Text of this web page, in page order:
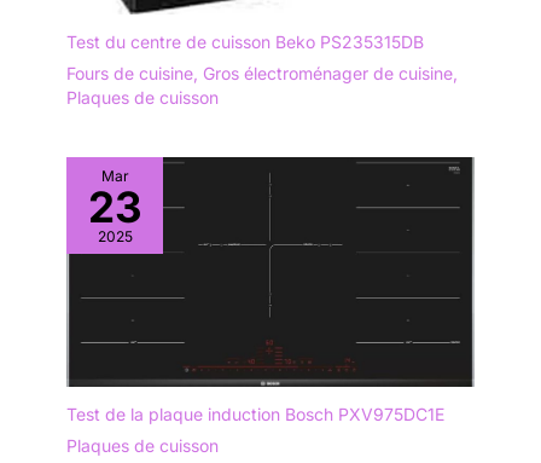
Test du centre de cuisson Beko PS235315DB
Fours de cuisine Gros électroménager de cuisine
Plaques de cuisson
Mar
23
2025
Test de la plaque induction Bosch PXV975DC1E
Plaques de cuisson